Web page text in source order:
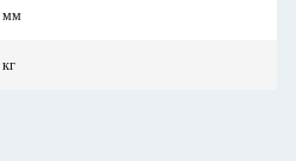
мм